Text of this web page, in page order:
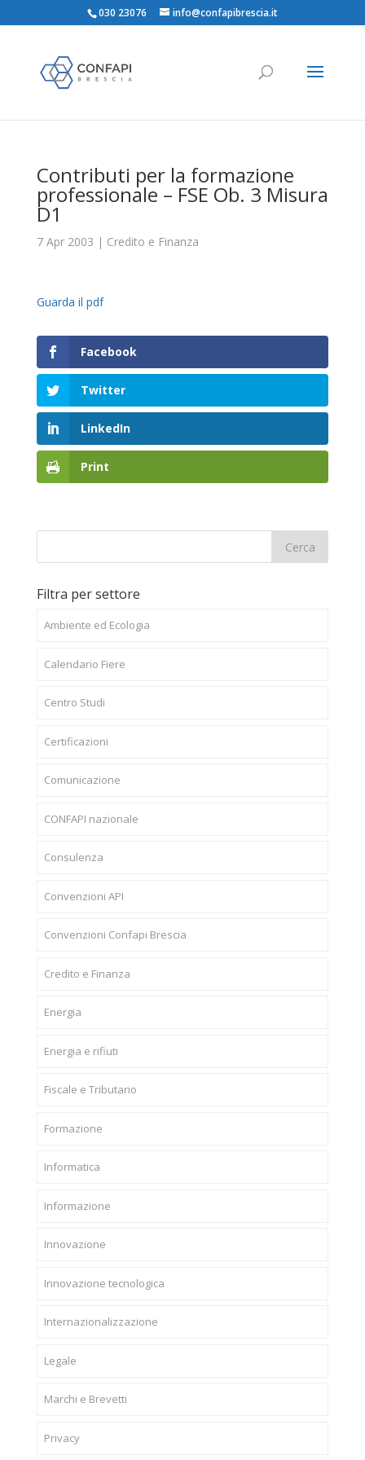
030 23076 info@confapibrescia.it
Contributi per la formazione
professionale – FSE Ob. 3 Misura
D1
7 Apr 2003 | Credito e Finanza
Guarda il pdf
Facebook
Twitter
LinkedIn
Print
Filtra per settore
Ambiente ed Ecologia
Calendario Fiere
Centro Studi
Certificazioni
Comunicazione
CONFAPI nazionale
Consulenza
Convenzioni API
Convenzioni Confapi Brescia
Credito e Finanza
Energia
Energia e rifiuti
Fiscale e Tributario
Formazione
Informatica
Informazione
Innovazione
Innovazione tecnologica
Internazionalizzazione
Legale
Marchi e Brevetti
Privacy